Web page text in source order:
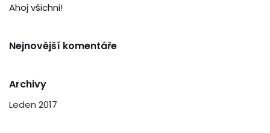
Ahoj všichni!
Nejnovější komentáře
Archivy
Leden 2017